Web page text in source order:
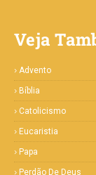
Veja
Advento
Bíblia
Catolicismo
Eucaristia
Papa
Perdão De Deus